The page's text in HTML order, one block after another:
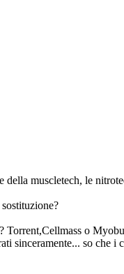
della muscletech, le
Torrent,Cellmass o
sinceramente... so che